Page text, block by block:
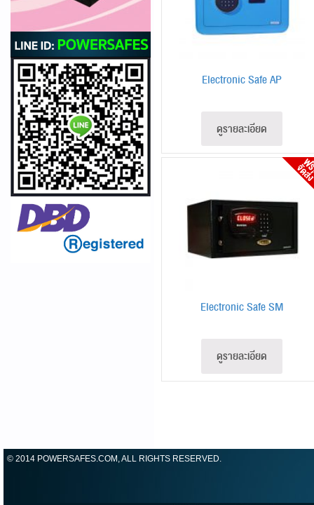
Electronic Safe AP
ดูรายละเอียด
Electronic Safe SM
ดูรายละเอียด
© 2014 POWERSAFES.COM, ALL RIGHTS RESERVED.